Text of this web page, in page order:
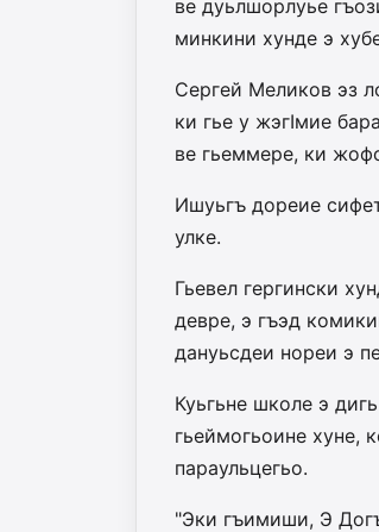
ве дуьлшорлуье
минкини хунде э
Сергей Меликов эз
ки гье у жэгIмие
ве гьеммере, ки
Ишуьгъ дореие
улке.
Гьевел гергински
девре, э гъэд
дануьсдеи нореи э
Куьгьне школе э
гьеймогьоине хуне,
параульцегьо.
"Эки гъимиши, Э